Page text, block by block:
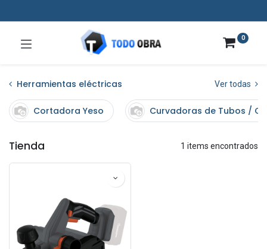
0
Herramientas eléctricas Ver todas
Cortadora Yeso Curvadoras de Tubos /
Tienda 1 items encontrados